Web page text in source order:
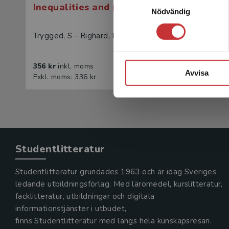
Nödvändig
Avvisa
Inequalities and migration
Trygged, S - Righard, E (eds.)
356 kr inkl. moms
Exkl. moms: 336 kr
Exkl.
Studentlitteratur
Studentlitteratur grundades 1963 och är idag Sveriges
ledande utbildningsförlag. Med läromedel, kurslitteratur,
facklitteratur, utbildningar och digitala
informationstjänster i utbudet,
finns Studentlitteratur med längs hela kunskapsresan.